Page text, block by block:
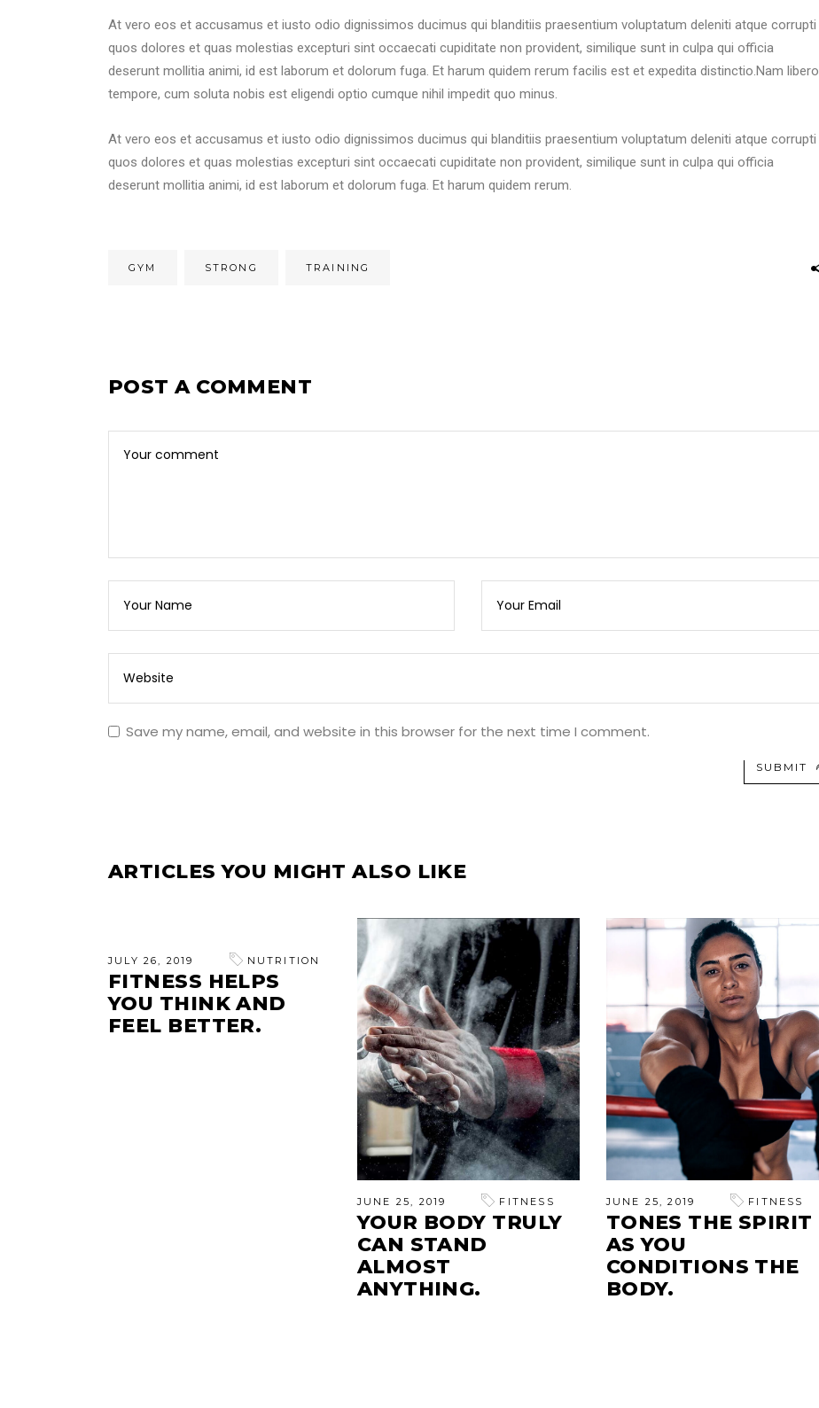
At vero eos et accusamus et iusto odio dignissimos ducimus qui blanditiis praesentium voluptatum deleniti atque corrupti
quos dolores et quas molestias excepturi sint occaecati cupiditate non provident, similique sunt in culpa qui officia
deserunt mollitia animi, id est laborum et dolorum fuga. Et harum quidem rerum facilis est et expedita distinctio.Nam libero
tempore, cum soluta nobis est eligendi optio cumque nihil impedit quo minus.
At vero eos et accusamus et iusto odio dignissimos ducimus qui blanditiis praesentium voluptatum deleniti atque corrupti
quos dolores et quas molestias excepturi sint occaecati cupiditate non provident, similique sunt in culpa qui officia
deserunt mollitia animi, id est laborum et dolorum fuga. Et harum quidem rerum.
GYM STRONG TRAINING
POST A COMMENT
Save my name, email, and website in this browser for the next time I comment.
SUBMIT
ARTICLES YOU MIGHT ALSO LIKE
JULY 26, 2019 NUTRITION
FITNESS HELPS
YOU THINK AND
FEEL BETTER.
JUNE 25, 2019 FITNESS
YOUR BODY TRULY
CAN STAND
ALMOST
ANYTHING.
JUNE 25, 2019 FITNESS
TONES THE SPIRIT
AS YOU
CONDITIONS THE
BODY.